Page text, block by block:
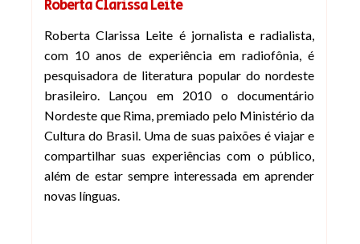
Roberta Clarissa Leite
Roberta Clarissa Leite é jornalista e radialista,
com 10 anos de experiência em radiofônia, é
pesquisadora de literatura popular do nordeste
brasileiro. Lançou em 2010 o documentário
Nordeste que Rima, premiado pelo Ministério da
Cultura do Brasil. Uma de suas paixões é viajar e
compartilhar suas experiências com o público,
além de estar sempre interessada em aprender
novas línguas.